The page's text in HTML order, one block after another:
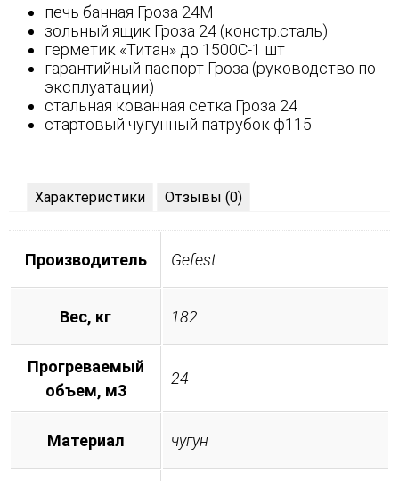
печь банная Гроза 24М
зольный ящик Гроза 24 (констр.сталь)
герметик «Титан» до 1500С-1 шт
гарантийный паспорт Гроза (руководство по
эксплуатации)
стальная кованная сетка Гроза 24
стартовый чугунный патрубок ф115
Характеристики Отзывы (0)
Производитель Gefest
Вес, кг 182
Прогреваемый
объем, м3
24
Материал чугун